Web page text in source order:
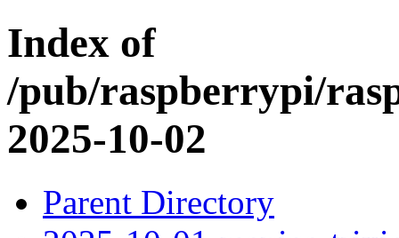
Index of
/pub/raspberrypi/
2025-10-02
Parent Directory